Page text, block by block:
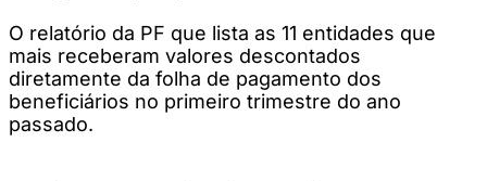
O relatório da PF que lista as 11 entidades que
mais receberam valores descontados
diretamente da folha de pagamento dos
beneficiários no primeiro trimestre do ano
passado.